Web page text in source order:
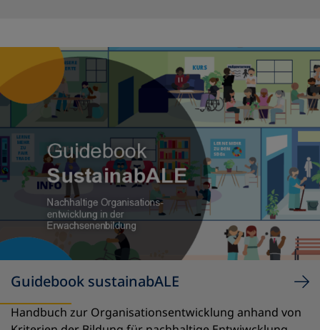
Guidebook sustainabALE
Handbuch zur Organisationsentwicklung anhand von